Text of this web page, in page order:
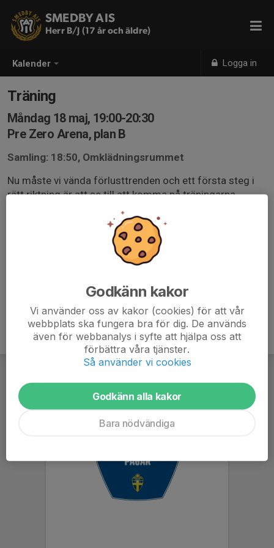
Kalender Logga in
SMEDBY AIS
Herr B/J (17 år och äldre)
Träning
Måndag 18 maj, 19:00-20:30
Pre Zero Arena, plan B
Samling: 18:50, Omklädningsrummet
Nu måste vi vända förlusttrenden och ett första steg i
rätt riktning är att se till att komma på träningarna.
Godkänn kakor
Vi använder oss av kakor (cookies) för att vår
webbplats ska fungera bra för dig. De används
även för webbanalys i syfte att hjälpa oss att
förbättra våra tjänster.
Så använder vi cookies
Godkänn alla kakor
Bara nödvändiga